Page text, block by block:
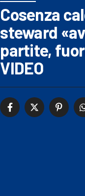
Cosenza
steward
partite,
VIDEO